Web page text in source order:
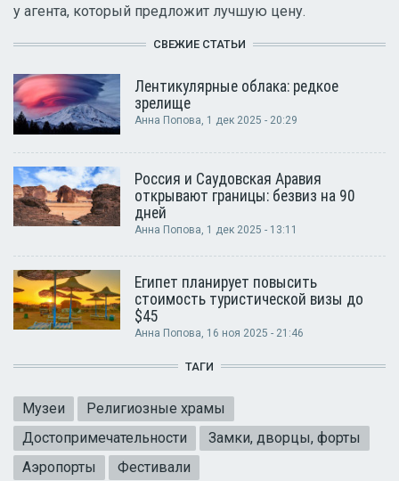
у агента, который предложит лучшую цену.
СВЕЖИЕ СТАТЬИ
Лентикулярные облака: редкое
зрелище
Анна Попова, 1 дек 2025 - 20:29
Россия и Саудовская Аравия
открывают границы: безвиз на 90
дней
Анна Попова, 1 дек 2025 - 13:11
Египет планирует повысить
стоимость туристической визы до
$45
Анна Попова, 16 ноя 2025 - 21:46
ТАГИ
Музеи
Религиозные храмы
Достопримечательности
Замки, дворцы, форты
Аэропорты
Фестивали